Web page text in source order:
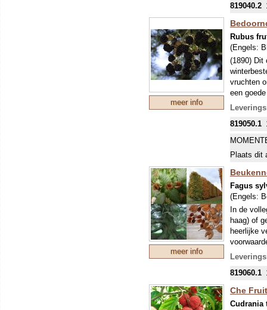
819040.2
meer info
Rubus
(Engels:
(1890) Dit
vruchten
een
819050.1
Plaats dit
meer info
Fagus
(Engels:
In de
haag) of
heerlijke
819060.1
Che
Cudrania